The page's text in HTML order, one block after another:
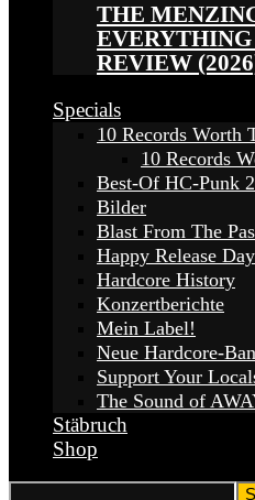
THE
REVIEW
Specials
10 Records Worth
10 Records
Best-Of HC-Punk
Bilder
Blast From The
Happy Release
Hardcore History
Konzertberichte
Mein Label!
Neue Hardcore-
Support Your
The Sound of
Stäbruch
Shop